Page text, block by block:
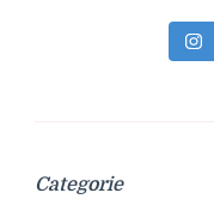
Categorie